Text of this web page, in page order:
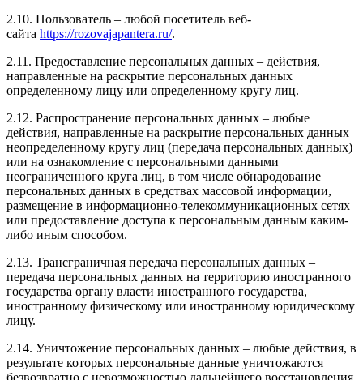
2.10. Пользователь – любой посетитель веб-
сайта https://rozovajapantera.ru/.
2.11. Предоставление персональных данных – действия,
направленные на раскрытие персональных данных
определенному лицу или определенному кругу лиц.
2.12. Распространение персональных данных – любые
действия, направленные на раскрытие персональных данных
неопределенному кругу лиц (передача персональных данных)
или на ознакомление с персональными данными
неограниченного круга лиц, в том числе обнародование
персональных данных в средствах массовой информации,
размещение в информационно-телекоммуникационных сетях
или предоставление доступа к персональным данным каким-
либо иным способом.
2.13. Трансграничная передача персональных данных –
передача персональных данных на территорию иностранного
государства органу власти иностранного государства,
иностранному физическому или иностранному юридическому
лицу.
2.14. Уничтожение персональных данных – любые действия, в
результате которых персональные данные уничтожаются
безвозвратно с невозможностью дальнейшего восстановления